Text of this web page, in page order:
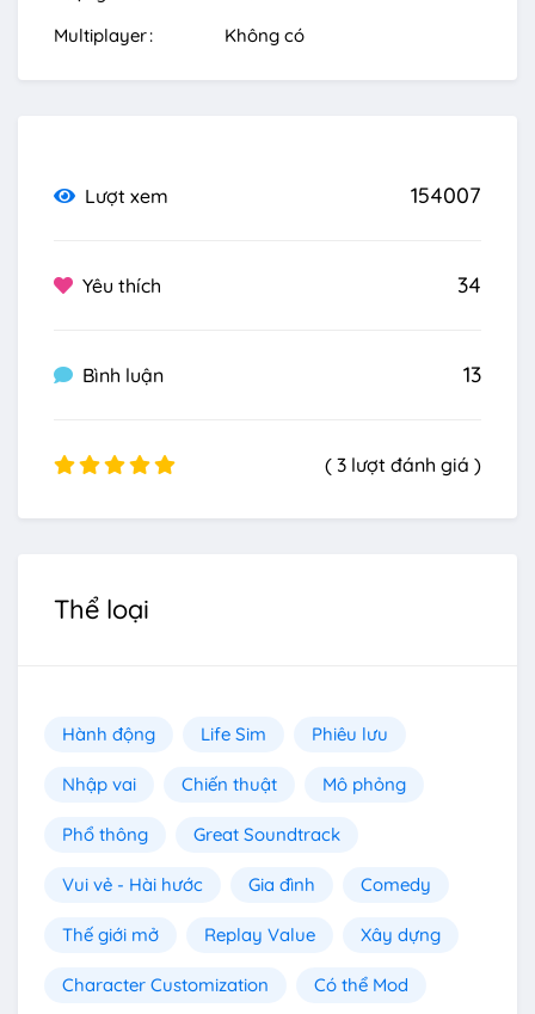
Multiplayer
Không có
Lượt xem 154007
Yêu thích 34
Bình luận 13
( 3 lượt đánh giá )
Thể loại
Hành động Life Sim Phiêu lưu
Nhập vai Chiến thuật Mô phỏng
Phổ thông Great Soundtrack
Vui vẻ - Hài hước Gia đình Comedy
Thế giới mở Replay Value Xây dựng
Character Customization Có thể Mod